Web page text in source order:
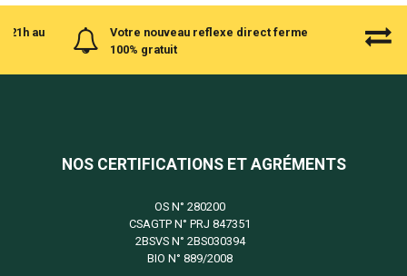
21h au
Votre nouveau reflexe direct ferme
100% gratuit
NOS CERTIFICATIONS ET AGRÉMENTS
OS N° 280200
CSAGTP N° PRJ 847351
2BSVS N° 2BS030394
BIO N° 889/2008